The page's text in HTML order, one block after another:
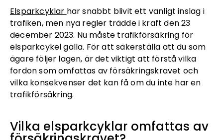
Elsparkcyklar har snabbt blivit ett vanligt inslag i
trafiken, men nya regler trädde i kraft den 23
december 2023. Nu måste trafikförsäkring för
elsparkcykel gälla. För att säkerställa att du som
ägare följer lagen, är det viktigt att förstå vilka
fordon som omfattas av försäkringskravet och
vilka konsekvenser det kan få om du inte har en
trafikförsäkring.
Vilka elsparkcyklar omfattas av